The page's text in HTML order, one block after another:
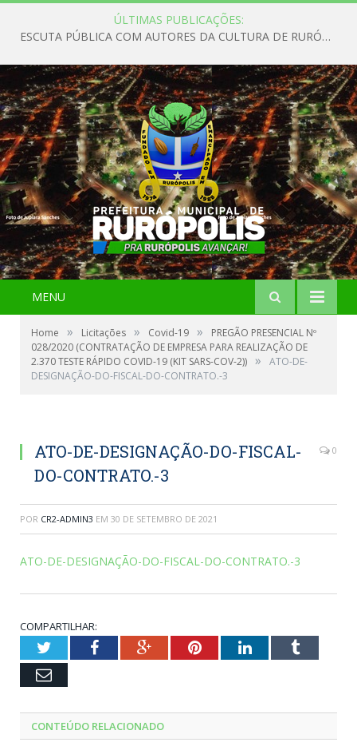
ÚLTIMAS PUBLICAÇÕES:
ESCUTA PÚBLICA COM AUTORES DA CULTURA DE RURÓPOLIS
MENU
Home » Licitações » Covid-19 »
PREGÃO PRESENCIAL Nº
028/2020 (CONTRATAÇÃO DE EMPRESA PARA REALIZAÇÃO DE
2.370 TESTE RÁPIDO COVID-19 (KIT SARS-COV-2)) »
ATO-DE-
DESIGNAÇÃO-DO-FISCAL-DO-CONTRATO.-3
ATO-DE-DESIGNAÇÃO-DO-FISCAL-
DO-CONTRATO.-3
0
POR CR2-ADMIN3 EM 30 DE SETEMBRO DE 2021
ATO-DE-DESIGNAÇÃO-DO-FISCAL-DO-CONTRATO.-3
COMPARTILHAR:
TwitterFacebookGoogle+PinterestLinkedInTumblr
Email
CONTEÚDO RELACIONADO